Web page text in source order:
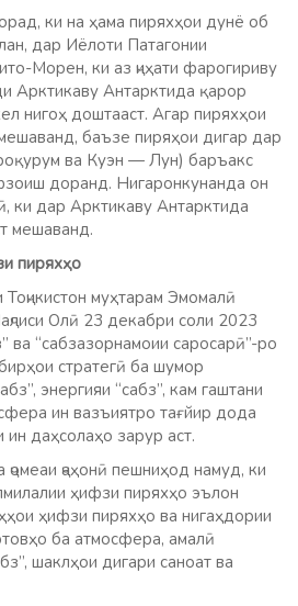
ки на ҳама пиряхҳои дунё об
дар Иёлоти Патагонии
Морен, ки аз ҷиҳати фарогириву
Арктикаву Антарктида қарор
нигоҳ доштааст. Агар пиряхҳои
баъзе пиряҳои дигар дар
ва Куэн — Лун) баръакс
доранд. Нигаронкунанда он
ки дар Арктикаву Антарктида
мешаванд.
пиряхҳо
муҳтарам Эмомалӣ
Олӣ 23 декабри соли 2023
ва “сабзазорнамоии саросарӣ”-ро
стратегӣ ба шумор
энергияи “сабз”, кам гаштани
ин вазъиятро тағйир дода
даҳсолаҳо зарур аст.
ҷомеаи ҷаҳонӣ пешниҳод намуд, ки
ҳифзи пиряхҳо эълон
ҳифзи пиряхҳо ва нигаҳдории
ба атмосфера, амалӣ
шаклҳои дигари саноат ва